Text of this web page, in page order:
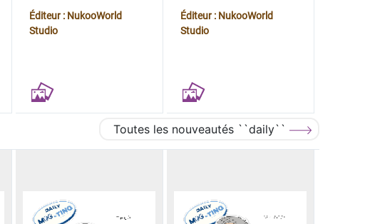
Éditeur : NukooWorld
Studio
Éditeur : NukooWorld
Studio
Toutes les nouveautés ``daily``